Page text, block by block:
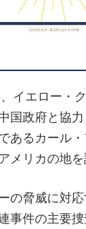
イエロー・
国政府と協
あるカール
メリカの地を
の脅威に対
事件の主要捜